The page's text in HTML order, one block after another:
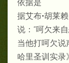
依据是
据艾布•胡莱
说：“呵欠来
当他打呵欠说
哈里圣训实录